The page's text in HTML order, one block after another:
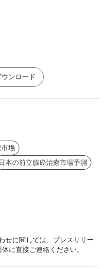
ンロード
市場
日本の前立腺癌治療市場予測
せに関しては、プレスリリー
に直接ご連絡ください。